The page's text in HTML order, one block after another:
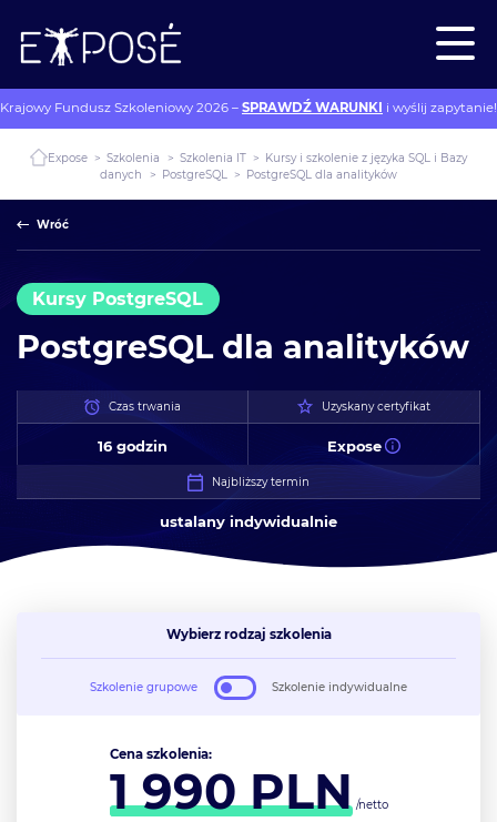
Krajowy Fundusz Szkoleniowy 2026 – SPRAWDŹ WARUNKI i wyślij zapytanie!
Expose > Szkolenia > Szkolenia IT >
Kursy i szkolenie z języka SQL i Bazy
danych
> PostgreSQL > PostgreSQL dla analityków
Wróć
Kursy PostgreSQL
PostgreSQL dla analityków
Czas trwania
16 godzin
Uzyskany certyfikat
Expose
Najbliższy termin
ustalany indywidualnie
Wybierz rodzaj szkolenia
Szkolenie grupowe Szkolenie indywidualne
Cena szkolenia:
1 990PLN/netto